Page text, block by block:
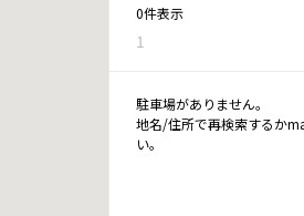
0件表示
1
駐車場がありません。
地名/住所で再検索するか
い。